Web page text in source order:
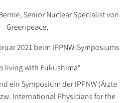
Senior Nuclear Specialist von
Greenpeace,
2021 beim IPPNW-Symposiums
living with Fukushima“
ein Symposium der IPPNW (Ärzte
International Physicians for the